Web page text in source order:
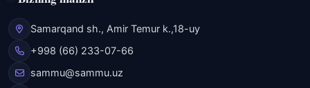
Samarqand sh., Amir Temur k.,18-uy
+998 (66) 233-07-66
sammu@sammu.uz